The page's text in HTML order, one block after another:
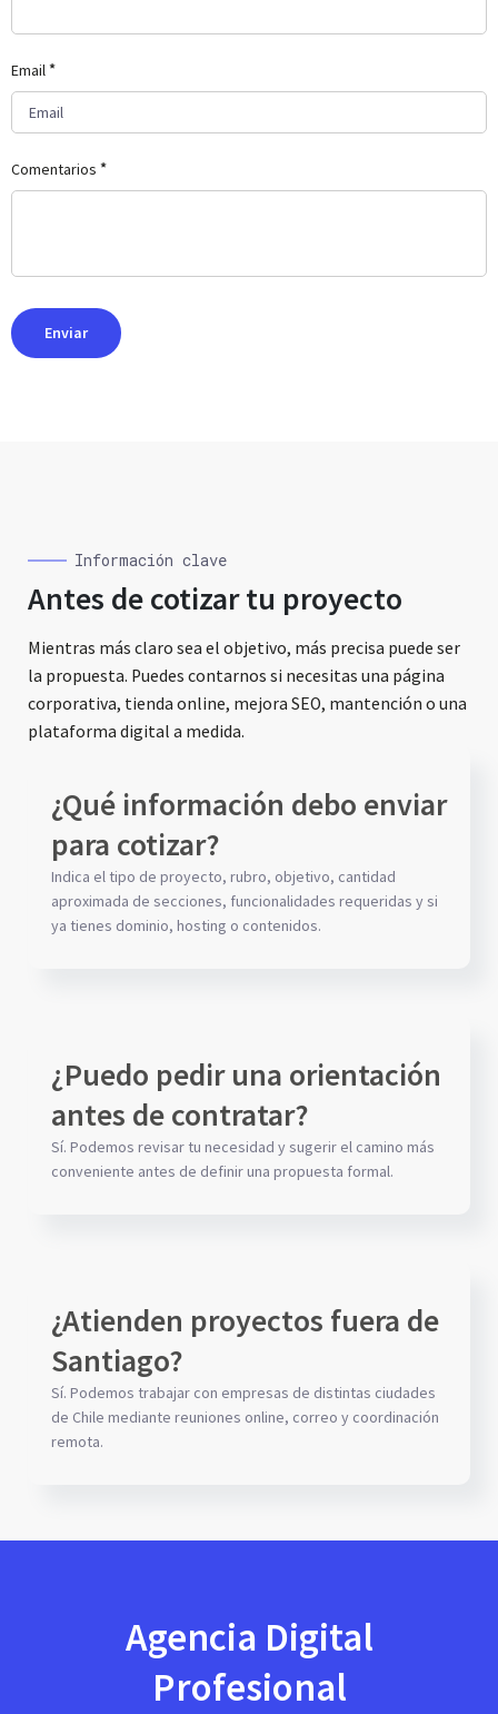
Email*
Comentarios *
Información clave
Antes de cotizar tu proyecto
Mientras más claro sea el objetivo, más precisa puede ser
la propuesta. Puedes contarnos si necesitas una página
corporativa, tienda online, mejora SEO, mantención o una
plataforma digital a medida.
¿Qué información debo enviar
para cotizar?
Indica el tipo de proyecto, rubro, objetivo, cantidad
aproximada de secciones, funcionalidades requeridas y si
ya tienes dominio, hosting o contenidos.
¿Puedo pedir una orientación
antes de contratar?
Sí. Podemos revisar tu necesidad y sugerir el camino más
conveniente antes de definir una propuesta formal.
¿Atienden proyectos fuera de
Santiago?
Sí. Podemos trabajar con empresas de distintas ciudades
de Chile mediante reuniones online, correo y coordinación
remota.
Agencia Digital
Profesional